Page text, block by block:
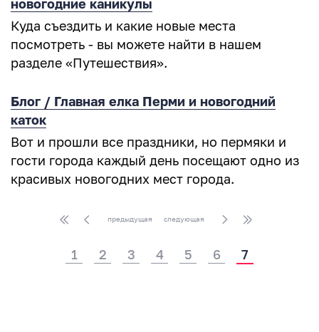
новогодние каникулы
Куда съездить и какие новые места
посмотреть - вы можете найти в нашем
разделе «Путешествия».
Блог / Главная елка Перми и новогодний
каток
Вот и прошли все праздники, но пермяки и
гости города каждый день посещают одно из
красивых новогодних мест города.
предыдущая следующая
1 2 3 4 5 6 7